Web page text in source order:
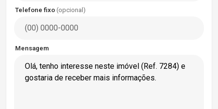
Telefone fixo (opcional)
Mensagem